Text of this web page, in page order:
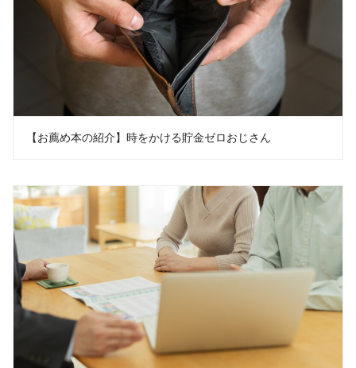
【お薦め本の紹介】時をかける貯金ゼロおじさん